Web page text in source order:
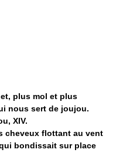
plus mol et plus
nous sert de joujou.
XIV.
cheveux flottant au vent
bondissait sur place